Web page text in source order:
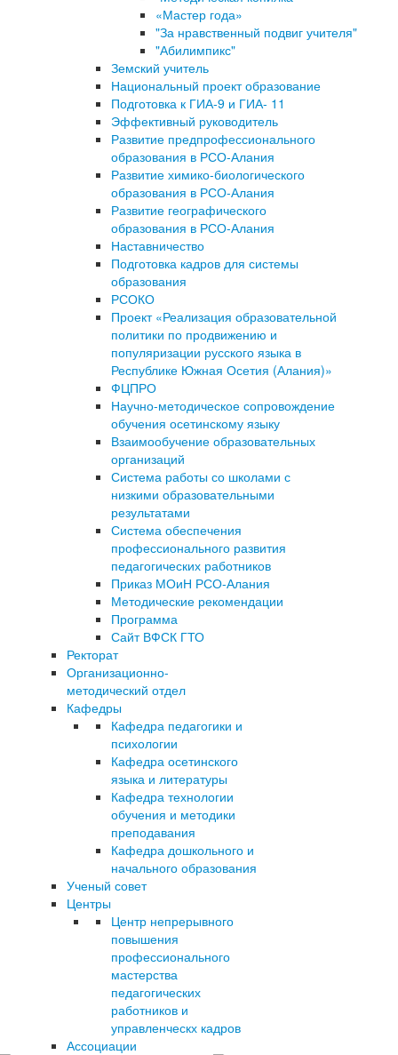
«Мастер года»
"За нравственный подвиг учителя"
"Абилимпикс"
Земский учитель
Национальный проект образование
Подготовка к ГИА-9 и ГИА- 11
Эффективный руководитель
Развитие предпрофессионального
образования в РСО-Алания
Развитие химико-биологического
образования в РСО-Алания
Развитие географического
образования в РСО-Алания
Наставничество
Подготовка кадров для системы
образования
РСОКО
Проект «Реализация образовательной
политики по продвижению и
популяризации русского языка в
Республике Южная Осетия (Алания)»
ФЦПРО
Научно-методическое сопровождение
обучения осетинскому языку
Взаимообучение образовательных
организаций
Система работы со школами с
низкими образовательными
результатами
Система обеспечения
профессионального развития
педагогических работников
Приказ МОиН РСО-Алания
Методические рекомендации
Программа
Сайт ВФСК ГТО
Ректорат
Организационно-
методический отдел
Кафедры
Кафедра педагогики и
психологии
Кафедра осетинского
языка и литературы
Кафедра технологии
обучения и методики
преподавания
Кафедра дошкольного и
начального образования
Ученый совет
Центры
Центр непрерывного
повышения
профессионального
мастерства
педагогических
работников и
управленческх кадров
Ассоциации